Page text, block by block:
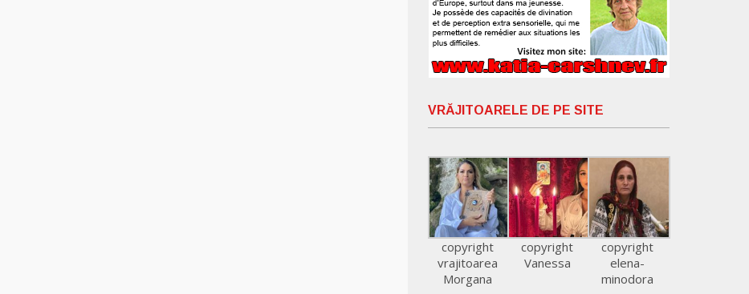
VRĂJITOARELE DE PE SITE
copyright
vrajitoarea
Morgana
copyright
Vanessa
copyright
elena-
minodora